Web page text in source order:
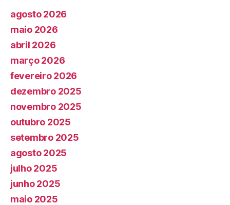
agosto 2026
maio 2026
abril 2026
março 2026
fevereiro 2026
dezembro 2025
novembro 2025
outubro 2025
setembro 2025
agosto 2025
julho 2025
junho 2025
maio 2025